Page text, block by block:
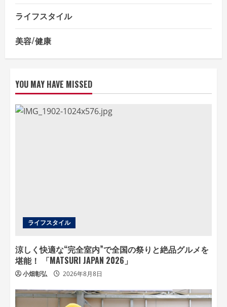
ライフスタイル
美容/健康
YOU MAY HAVE MISSED
ライフスタイル
涼しく快適な“完全室内”で全国の祭りと絶品グルメを
堪能！ 「MATSURI JAPAN 2026」
小畑彰弘 2026年8月8日